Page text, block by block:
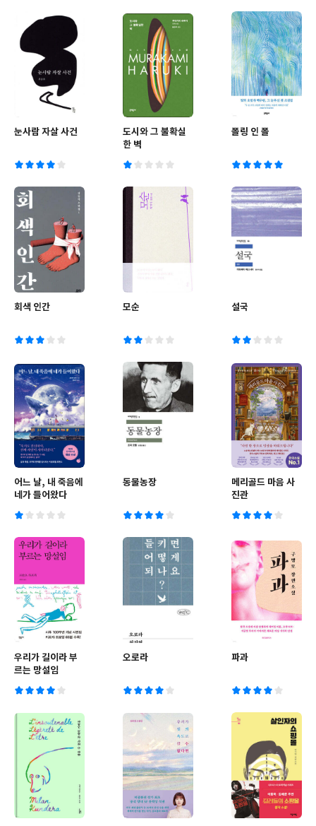
눈사람 자살 사건
도시와 그 불확실
한 벽
폴링 인 폴
회색 인간 모순 설국
어느 날, 내 죽음에
네가 들어왔다
동물농장
메리골드 마음 사
진관
우리가 길이라 부
르는 망설임
오로라 파과